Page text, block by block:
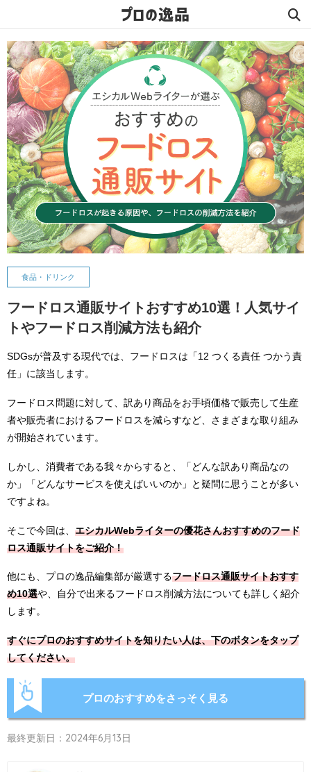
プロの逸品
食品・ドリンク
フードロス通販サイトおすすめ10選！人気サイ
トやフードロス削減方法も紹介
SDGsが普及する現代では、フードロスは「12 つくる責任 つかう責
任」に該当します。
フードロス問題に対して、訳あり商品をお手頃価格で販売して生産
者や販売者におけるフードロスを減らすなど、さまざまな取り組み
が開始されています。
しかし、消費者である我々からすると、「どんな訳あり商品なの
か」「どんなサービスを使えばいいのか」と疑問に思うことが多い
ですよね。
そこで今回は、 エシカルWebライターの優花さんおすすめのフード
ロス通販サイトをご紹介！
他にも、プロの逸品編集部が厳選するフードロス通販サイトおすす
め10選や、自分で出来るフードロス削減方法についても詳しく紹介
します。
すぐにプロのおすすめサイトを知りたい人は、下のボタンをタップ
してください。
プロのおすすめをさっそく見る
最終更新日：2024年6月13日